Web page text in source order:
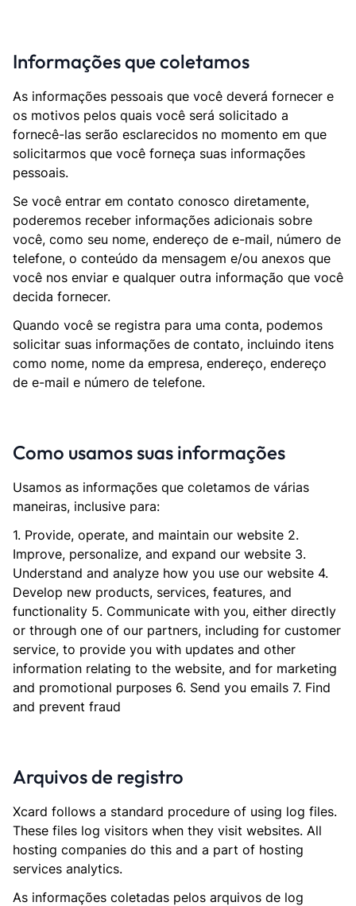
Informações que coletamos
As informações pessoais que você deverá fornecer e
os motivos pelos quais você será solicitado a
fornecê-las serão esclarecidos no momento em que
solicitarmos que você forneça suas informações
pessoais.
Se você entrar em contato conosco diretamente,
poderemos receber informações adicionais sobre
você, como seu nome, endereço de e-mail, número de
telefone, o conteúdo da mensagem e/ou anexos que
você nos enviar e qualquer outra informação que você
decida fornecer.
Quando você se registra para uma conta, podemos
solicitar suas informações de contato, incluindo itens
como nome, nome da empresa, endereço, endereço
de e-mail e número de telefone.
Como usamos suas informações
Usamos as informações que coletamos de várias
maneiras, inclusive para:
1. Provide, operate, and maintain our website 2.
Improve, personalize, and expand our website 3.
Understand and analyze how you use our website 4.
Develop new products, services, features, and
functionality 5. Communicate with you, either directly
or through one of our partners, including for customer
service, to provide you with updates and other
information relating to the website, and for marketing
and promotional purposes 6. Send you emails 7. Find
and prevent fraud
Arquivos de registro
Xcard follows a standard procedure of using log files.
These files log visitors when they visit websites. All
hosting companies do this and a part of hosting
services analytics.
As informações coletadas pelos arquivos de log